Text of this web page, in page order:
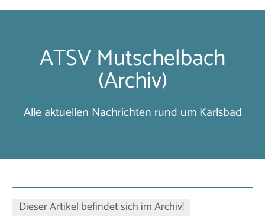
ATSV Mutschelbach
(Archiv)
Alle aktuellen Nachrichten rund um Karlsbad
Dieser Artikel befindet sich im Archiv!